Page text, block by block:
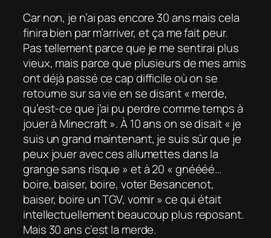
Car non, je n’ai pas encore 30 ans mais cela
finira bien par m’arriver, et ça me fait peur.
Pas tellement parce que je me sentirai plus
vieux, mais parce que plusieurs de mes amis
ont déjà passé ce cap difficile où on se
retourne sur sa vie en se disant « merde,
qu’est-ce que j’ai pu perdre comme temps à
jouer à Minecraft ». À 10 ans on se disait « je
suis un grand maintenant, je suis sûr que je
peux jouer avec ces allumettes dans la
grange sans risque » et à 20 « gnéééé…
boire, baiser, boire, voter Besancenot,
baiser, boire un TGV, vomir » ce qui était
intellectuellement beaucoup plus reposant.
Mais 30 ans c’est la merde.